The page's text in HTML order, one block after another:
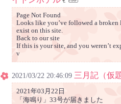
Page Not Found
Looks like you’ve followed a broken
exist on this site.
Back to our site
If this is your site, and you weren’t
v
2021/03/22 20:46:09 三月記（仮題
2021年03月22日
「海鳴り」33号が届きました